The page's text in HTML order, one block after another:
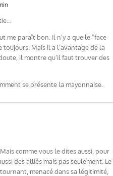
me paraît bon. Il n’y a que le "face
toujours. Mais il a l’avantage de la
il montre qu’il faut trouver des
se présente la mayonnaise.
comme vous le dites aussi, pour
des alliés mais pas seulement. Le
menacé dans sa légitimité,